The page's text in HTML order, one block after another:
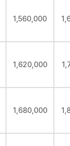
1,560,000
1,620,000
1,680,000